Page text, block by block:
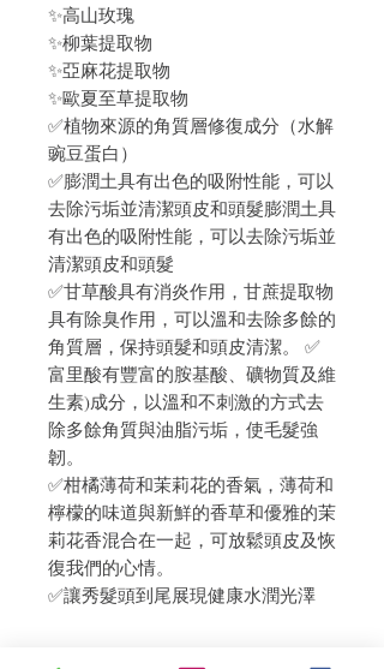
✨高山玫瑰
✨柳葉提取物
✨亞麻花提取物
✨歐夏至草提取物
✅植物來源的角質層修復成分（水解
豌豆蛋白）
✅膨潤土具有出色的吸附性能，可以
去除污垢並清潔頭皮和頭髮膨潤土具
有出色的吸附性能，可以去除污垢並
清潔頭皮和頭髮
✅甘草酸具有消炎作用，甘蔗提取物
具有除臭作用，可以溫和去除多餘的
角質層，保持頭髮和頭皮清潔。 ✅
富里酸有豐富的胺基酸、礦物質及維
生素)成分，以溫和不刺激的方式去
除多餘角質與油脂污垢，使毛髮強
韌。
✅柑橘薄荷和茉莉花的香氣，薄荷和
檸檬的味道與新鮮的香草和優雅的茉
莉花香混合在一起，可放鬆頭皮及恢
復我們的心情。
✅讓秀髮頭到尾展現健康水潤光澤